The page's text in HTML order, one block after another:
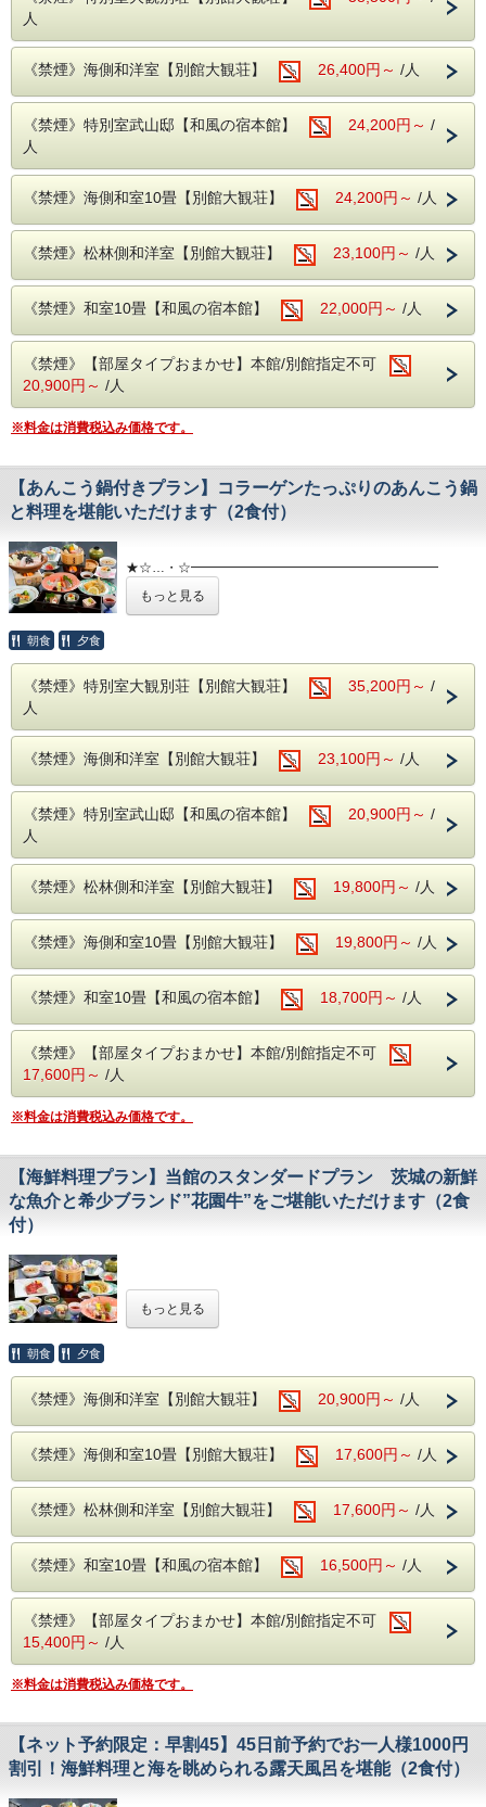
自慢の露天風呂『大観の湯』『五浦の湯』、別館大観荘『大
源泉71度、源泉かけ流しです！
広々とした露天風呂から眺める景色は、果てしなく続く雄大
海との一体感や露天ならではの開放感をお楽しみいただけま
す。
※和風の宿「本館」にお泊りのお客様も別館大観荘「大観の
※露天風呂のご利用時間は5：30〜24：00となっておりま
す。
成分・・・ナトリウムカルシウム塩化物泉
適応症・・・神経痛、慢性消化器病、筋肉痛、冷え性、五十
肩など
●--Q＆A、注意事項--●
・夕食時間 18:00〜20:00
・同グループ同プランでお申し込み下さい。
別プランでご予約の際には、お食事のお席が別々になりま
人
《禁煙》海側和洋室【別館大観荘】 26,400円～ /人
《禁煙》特別室武山邸【和風の宿本館】 24,200円～ /
人
《禁煙》海側和室10畳【別館大観荘】 24,200円～ /人
《禁煙》松林側和洋室【別館大観荘】 23,100円～ /人
《禁煙》和室10畳【和風の宿本館】 22,000円～ /人
《禁煙》【部屋タイプおまかせ】本館/別館指定不可
20,900円～ /人
※料金は消費税込み価格です。
【あんこう鍋付きプラン】コラーゲンたっぷりのあんこう鍋
と料理を堪能いただけます（2食付）
★☆…・☆━━━━━━━━━━━━━━━━━━━
10月～3月限定の旬のあんこうをお召し上がりいただける
特別プラン！
★あんこうの季節が、今年もやってきました★
あんこう鍋は、「東のアンコウ 西のフグ」と並び称される
代表する冬の味覚です。冬場は水温が低くなることで身が引
き締まります。
味は淡白でコラーゲンたっぷり！脂肪が少なく低カロリーな
ため、女性にも人気です。
この機会にぜひ当館のあんこう鍋をご堪能下さい♪
太平洋を眺める落ち着いた雰囲気のロビーでコーヒーをお楽
しみください。
●--源泉かけ流し、露天風呂--●
【自慢の露天風呂『大観の湯』『五浦の湯』】
別館大観荘『大観の湯』源泉71度、源泉かけ流しです！
大な太平洋。
海との一体感や露天ならではの開放感をお楽しみいただけ
ます。
※和風の宿「本館」にお泊りのお客様も別館大観荘「大観
成分・・・ナトリウムカルシウム塩化物泉
十肩など
●--お宿周辺情報--●
≪茨城県天心記念五浦美術館≫（お車で約3分程度）
もっと見る
朝食 夕食
《禁煙》特別室大観別荘【別館大観荘】 35,200円～ /
人
《禁煙》海側和洋室【別館大観荘】 23,100円～ /人
《禁煙》特別室武山邸【和風の宿本館】 20,900円～ /
人
《禁煙》松林側和洋室【別館大観荘】 19,800円～ /人
《禁煙》海側和室10畳【別館大観荘】 19,800円～ /人
《禁煙》和室10畳【和風の宿本館】 18,700円～ /人
《禁煙》【部屋タイプおまかせ】本館/別館指定不可
17,600円～ /人
※料金は消費税込み価格です。
【海鮮料理プラン】当館のスタンダードプラン 茨城の新鮮
な魚介と希少ブランド”花園牛”をご堪能いただけます（2食
付）
四季折々の五浦の味覚
新鮮な海の幸をご堪能下さいませ！
太平洋を眺める落ち着いた雰囲気のロビーでコーヒーをお楽
しみください。
●--源泉かけ流し、露天風呂--●
自慢の露天風呂『大観の湯』『五浦の湯』、別館大観荘『大
観の湯』
源泉71度、源泉かけ流しです！
広々とした露天風呂から眺める景色は、果てしなく続く雄大
な太平洋。
海との一体感や露天ならではの開放感をお楽しみいただけま
す。
※和風の宿「本館」にお泊りのお客様も別館大観荘「大観の
湯」をご利用頂けます。
※露天風呂のご利用時間は5：30〜24：00となっておりま
成分・・・ナトリウムカルシウム塩化物泉
適応症・・・神経痛、慢性消化器病、筋肉痛、冷え性、五十
・チェックイン15:00〜18:00 チェックアウト10:00
・夕食時間 18:00〜20:00
もっと見る
朝食 夕食
《禁煙》海側和洋室【別館大観荘】 20,900円～ /人
《禁煙》海側和室10畳【別館大観荘】 17,600円～ /人
《禁煙》松林側和洋室【別館大観荘】 17,600円～ /人
《禁煙》和室10畳【和風の宿本館】 16,500円～ /人
《禁煙》【部屋タイプおまかせ】本館/別館指定不可
15,400円～ /人
※料金は消費税込み価格です。
【ネット予約限定：早割45】45日前予約でお一人様1000円
割引！海鮮料理と海を眺められる露天風呂を堪能（2食付）